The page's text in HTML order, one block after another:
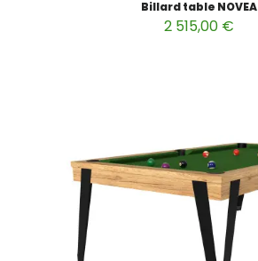
Billard table NOVEA
2 515,00 €